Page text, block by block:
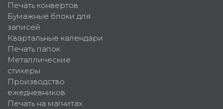
Печать конвертов
Бумажные блоки для
записей
Квартальные календари
Печать папок
Металлические
стикеры
Производство
ежедневников
Печать на магнитах